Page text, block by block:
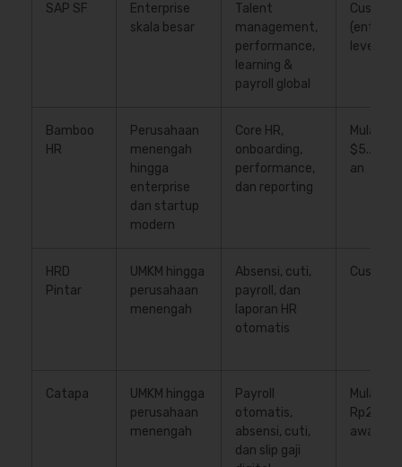
SAP SF
Enterprise
skala besar
Talent
management,
performance,
learning &
payroll global
Custom
level)
Bamboo
HR
Perusahaan
menengah
hingga
enterprise
dan startup
modern
Core HR,
onboarding,
performance,
dan reporting
Mulai
$5.25/
an
HRD
Pintar
UMKM hingga
perusahaan
menengah
Absensi, cuti,
payroll, dan
laporan HR
otomatis
Custom
Catapa
UMKM hingga
perusahaan
menengah
Payroll
otomatis,
absensi, cuti,
dan slip gaji
Mulai
awan